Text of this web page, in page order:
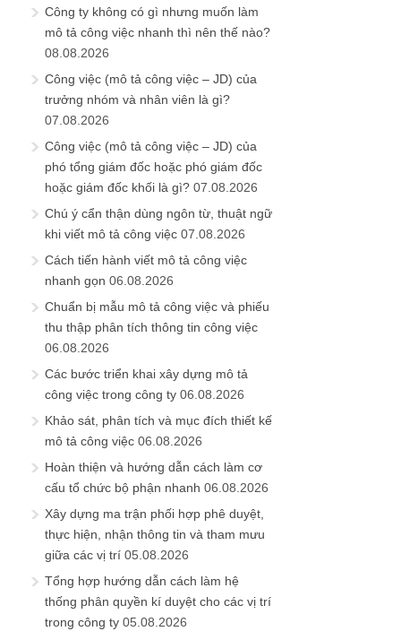
Công ty không có gì nhưng muốn làm
mô tả công việc nhanh thì nên thế nào?
08.08.2026
Công việc (mô tả công việc – JD) của
trưởng nhóm và nhân viên là gì?
07.08.2026
Công việc (mô tả công việc – JD) của
phó tổng giám đốc hoặc phó giám đốc
hoặc giám đốc khối là gì? 07.08.2026
Chú ý cẩn thận dùng ngôn từ, thuật ngữ
khi viết mô tả công việc 07.08.2026
Cách tiến hành viết mô tả công việc
nhanh gọn 06.08.2026
Chuẩn bị mẫu mô tả công việc và phiếu
thu thập phân tích thông tin công việc
06.08.2026
Các bước triển khai xây dựng mô tả
công việc trong công ty 06.08.2026
Khảo sát, phân tích và mục đích thiết kế
mô tả công việc 06.08.2026
Hoàn thiện và hướng dẫn cách làm cơ
cấu tổ chức bộ phận nhanh 06.08.2026
Xây dựng ma trận phối hợp phê duyệt,
thực hiện, nhận thông tin và tham mưu
giữa các vị trí 05.08.2026
Tổng hợp hướng dẫn cách làm hệ
thống phân quyền kí duyệt cho các vị trí
trong công ty 05.08.2026